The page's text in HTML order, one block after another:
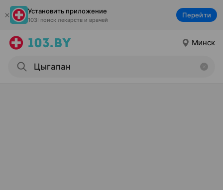
Установить приложение
103: поиск лекарств и врачей
Перейти
Минск